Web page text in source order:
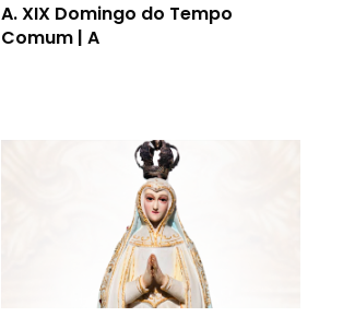
A.XIX Domingo do Tempo
Comum | A